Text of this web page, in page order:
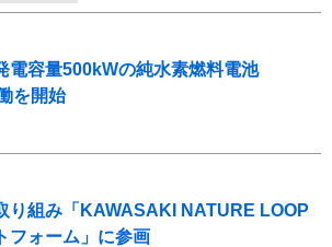
電容量500kWの純水素燃料電池
を開始
り組み「KAWASAKI NATURE LOOP
フォーム」に参画